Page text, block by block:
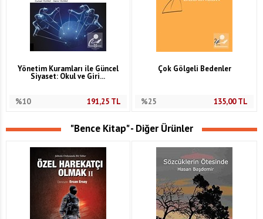
Yönetim Kuramları ile Güncel
Siyaset: Okul ve Giri...
%10 191,25TL
Çok Gölgeli Bedenler
%25 135,00TL
"Bence Kitap" - Diğer Ürünler